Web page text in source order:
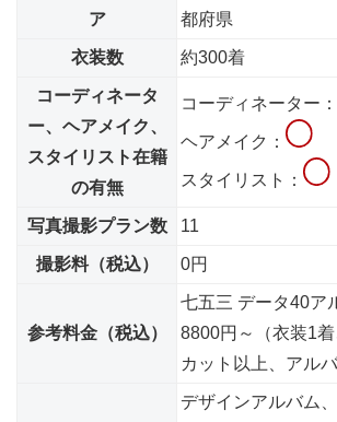
ア
都府県
衣装数 約300着
コーディネータ
ー、ヘアメイク、
スタイリスト在籍
の有無
コーディネーター
ヘアメイク：
スタイリスト：
写真撮影プラン数 11
撮影料（税込） 0円
参考料金（税込）
七五三 データ40ア
8800円～（衣装1
カット以上、アル
デザインアルバム